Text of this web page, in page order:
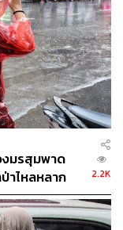
ล่งน้ำต่างๆ ทาง
คุมการระบายน้ำ
500 ล้าน ลบ.ม./
ำเจ้าพระยา
กรมชลประทานได้
จังหวัดชัยนาท ที่
วมภาคอีสาน
มรสุมพาด
าไหลหลาก
2.2K